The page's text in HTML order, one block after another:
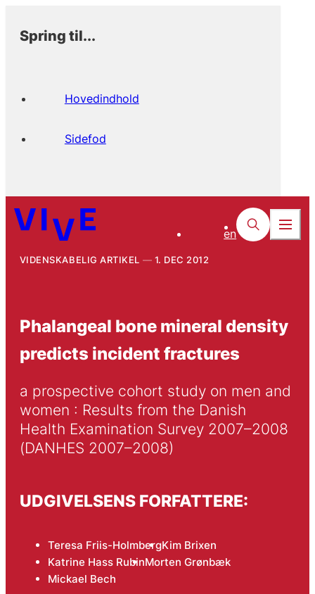
Spring til...
Hovedindhold
Sidefod
en
VIDENSKABELIG ARTIKEL 1. DEC 2012
Phalangeal bone mineral density
predicts incident fractures
a prospective cohort study on men and
women : Results from the Danish
Health Examination Survey 2007–2008
(DANHES 2007–2008)
UDGIVELSENS FORFATTERE:
Teresa Friis-HolmbergKim Brixen
Katrine Hass RubinMorten Grønbæk
Mickael Bech